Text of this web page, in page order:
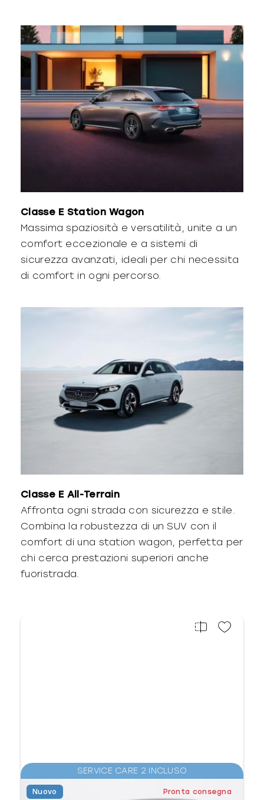
Classe E Station Wagon
Massima spaziosità e versatilità, unite a un
comfort eccezionale e a sistemi di
sicurezza avanzati, ideali per chi necessita
di comfort in ogni percorso.
Classe E All-Terrain
Affronta ogni strada con sicurezza e stile.
Combina la robustezza di un SUV con il
comfort di una station wagon, perfetta per
chi cerca prestazioni superiori anche
fuoristrada.
SERVICE CARE 2 INCLUSO
Nuovo Pronta consegna